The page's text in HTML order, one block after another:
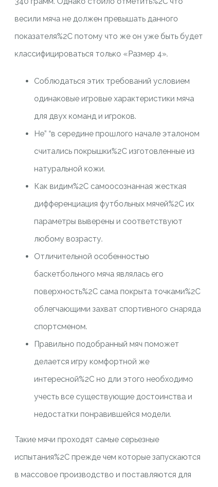
весили мяча не должен превышать данного
показателя%2C потому что же он уже быть будет
классифицироваться только «Размер 4».
Соблюдаться этих требований условием
одинаковые игровые характеристики мяча
для двух команд и игроков.
Не” “в середине прошлого начале эталоном
считались покрышки%2C изготовленные из
натуральной кожи.
Как видим%2C самоосознанная жесткая
дифференциация футбольных мячей%2C их
параметры выверены и соответствуют
любому возрасту.
Отличительной особенностью
баскетбольного мяча являлась его
поверхность%2C сама покрыта точками%2C
облегчающими захват спортивного снаряда
спортсменом.
Правильно подобранный мяч поможет
делается игру комфортной же
интересной%2C но дли этого необходимо
учесть все существующие достоинства и
недостатки понравившейся модели.
Такие мячи проходят самые серьезные
испытания%2C прежде чем которые запускаются
в массовое производство и поставляются для